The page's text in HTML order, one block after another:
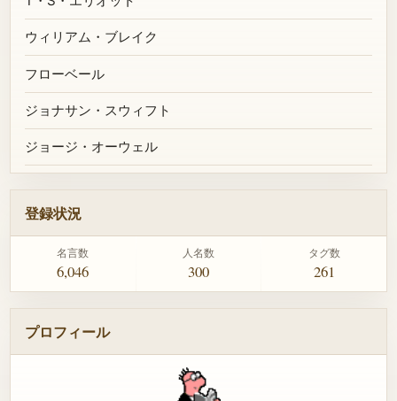
ウィリアム・ブレイク
フローベール
ジョナサン・スウィフト
ジョージ・オーウェル
登録状況
名言数
6,046
人名数
300
タグ数
261
プロフィール